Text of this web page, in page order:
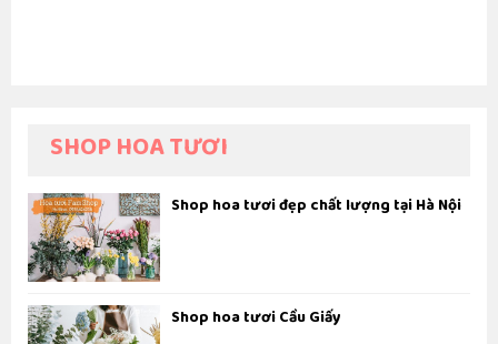
SHOP HOA TƯƠI
Shop hoa tươi đẹp chất lượng tại Hà Nội
Shop hoa tươi Cầu Giấy